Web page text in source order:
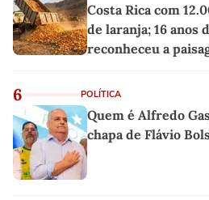
Costa Rica com
de laranja; 16 anos
reconheceu a
6 POLÍTICA
Quem é Alfredo
chapa de Flávio